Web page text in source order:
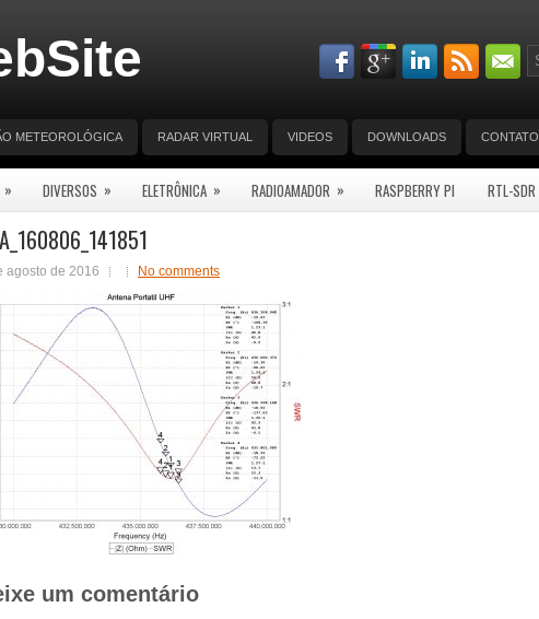
METEOROLÓGICA RADAR VIRTUAL VIDEOS DOWNLOADS CONTATO
» DIVERSOS » ELETRÔNICA » RADIOAMADOR » RASPBERRY PI RTL-SDR
agosto de 2016 No comments
um comentário